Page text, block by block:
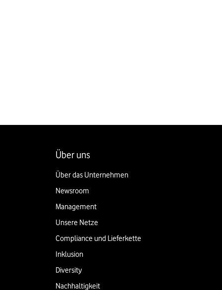
Über uns
Über das Unternehmen
Newsroom
Management
Unsere Netze
Compliance und Lieferkette
Inklusion
Diversity
Nachhaltigkeit